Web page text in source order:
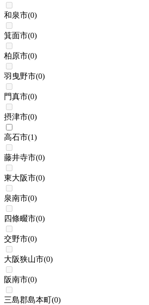
和泉市(0)
箕面市(0)
柏原市(0)
羽曳野市(0)
門真市(0)
摂津市(0)
高石市(1)
藤井寺市(0)
東大阪市(0)
泉南市(0)
四條畷市(0)
交野市(0)
大阪狭山市(0)
阪南市(0)
三島郡島本町(0)